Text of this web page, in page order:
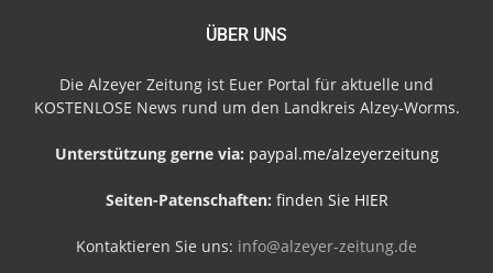
ÜBER UNS
Die Alzeyer Zeitung ist Euer Portal für aktuelle und
KOSTENLOSE News rund um den Landkreis Alzey-Worms.
Unterstützung gerne via: paypal.me/alzeyerzeitung
Seiten-Patenschaften: finden Sie HIER
Kontaktieren Sie uns: info@alzeyer-zeitung.de